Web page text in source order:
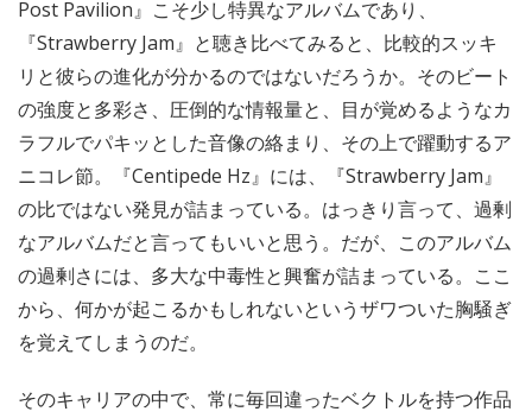
Post Pavilion』こそ少し特異なアルバムであり、
『Strawberry Jam』と聴き比べてみると、比較的スッキ
リと彼らの進化が分かるのではないだろうか。そのビート
の強度と多彩さ、圧倒的な情報量と、目が覚めるようなカ
ラフルでパキッとした音像の絡まり、その上で躍動するア
ニコレ節。『Centipede Hz』には、『Strawberry Jam』
の比ではない発見が詰まっている。はっきり言って、過剰
なアルバムだと言ってもいいと思う。だが、このアルバム
の過剰さには、多大な中毒性と興奮が詰まっている。ここ
から、何かが起こるかもしれないというザワついた胸騒ぎ
を覚えてしまうのだ。
そのキャリアの中で、常に毎回違ったベクトルを持つ作品